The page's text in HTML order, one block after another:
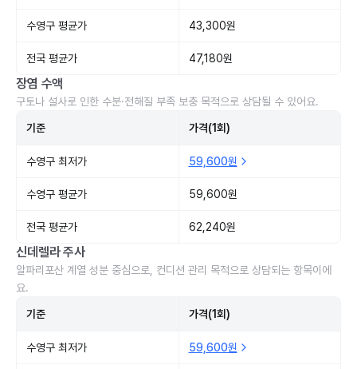
수영구 평균가 43,300원
전국 평균가 47,180원
장염 수액
구토나 설사로 인한 수분·전해질 부족 보충 목적으로 상담될 수 있어요.
기준 가격(1회)
수영구 최저가 59,600원
수영구 평균가 59,600원
전국 평균가 62,240원
신데렐라 주사
알파리포산 계열 성분 중심으로, 컨디션 관리 목적으로 상담되는 항목이에
요.
기준 가격(1회)
수영구 최저가 59,600원